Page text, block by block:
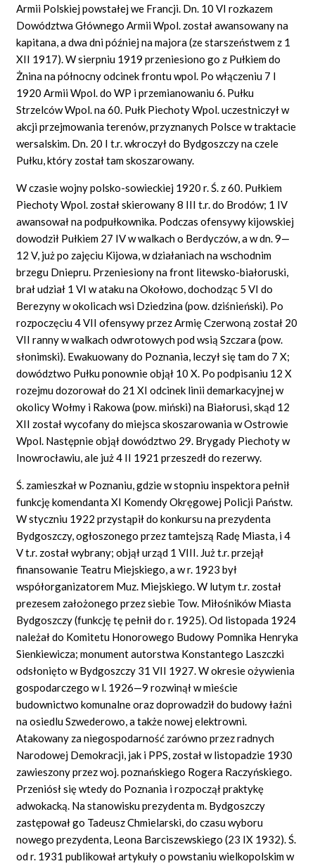
Armii Polskiej powstałej we Francji. Dn. 10 VI rozkazem
Dowództwa Głównego Armii Wpol. został awansowany na
kapitana, a dwa dni później na majora (ze starszeństwem z 1
XII 1917). W sierpniu 1919 przeniesiono go z Pułkiem do
Żnina na północny odcinek frontu wpol. Po włączeniu 7 I
1920 Armii Wpol. do WP i przemianowaniu 6. Pułku
Strzelców Wpol. na 60. Pułk Piechoty Wpol. uczestniczył w
akcji przejmowania terenów, przyznanych Polsce w traktacie
wersalskim. Dn. 20 I t.r. wkroczył do Bydgoszczy na czele
Pułku, który został tam skoszarowany.
W czasie wojny polsko-sowieckiej 1920 r. Ś. z 60. Pułkiem
Piechoty Wpol. został skierowany 8 III t.r. do Brodów; 1 IV
awansował na podpułkownika. Podczas ofensywy kijowskiej
dowodził Pułkiem 27 IV w walkach o Berdyczów, a w dn. 9—
12 V, już po zajęciu Kijowa, w działaniach na wschodnim
brzegu Dniepru. Przeniesiony na front litewsko-białoruski,
brał udział 1 VI w ataku na Okołowo, dochodząc 5 VI do
Berezyny w okolicach wsi Dziedzina (pow. dziśnieński). Po
rozpoczęciu 4 VII ofensywy przez Armię Czerwoną został 20
VII ranny w walkach odwrotowych pod wsią Szczara (pow.
słonimski). Ewakuowany do Poznania, leczył się tam do 7 X;
dowództwo Pułku ponownie objął 10 X. Po podpisaniu 12 X
rozejmu dozorował do 21 XI odcinek linii demarkacyjnej w
okolicy Wołmy i Rakowa (pow. miński) na Białorusi, skąd 12
XII został wycofany do miejsca skoszarowania w Ostrowie
Wpol. Następnie objął dowództwo 29. Brygady Piechoty w
Inowrocławiu, ale już 4 II 1921 przeszedł do rezerwy.
Ś. zamieszkał w Poznaniu, gdzie w stopniu inspektora pełnił
funkcję komendanta XI Komendy Okręgowej Policji Państw.
W styczniu 1922 przystąpił do konkursu na prezydenta
Bydgoszczy, ogłoszonego przez tamtejszą Radę Miasta, i 4
V t.r. został wybrany; objął urząd 1 VIII. Już t.r. przejął
finansowanie Teatru Miejskiego, a w r. 1923 był
współorganizatorem Muz. Miejskiego. W lutym t.r. został
prezesem założonego przez siebie Tow. Miłośników Miasta
Bydgoszczy (funkcję tę pełnił do r. 1925). Od listopada 1924
należał do Komitetu Honorowego Budowy Pomnika Henryka
Sienkiewicza; monument autorstwa Konstantego Laszczki
odsłonięto w Bydgoszczy 31 VII 1927. W okresie ożywienia
gospodarczego w l. 1926—9 rozwinął w mieście
budownictwo komunalne oraz doprowadził do budowy łaźni
na osiedlu Szwederowo, a także nowej elektrowni.
Atakowany za niegospodarność zarówno przez radnych
Narodowej Demokracji, jak i PPS, został w listopadzie 1930
zawieszony przez woj. poznańskiego Rogera Raczyńskiego.
Przeniósł się wtedy do Poznania i rozpoczął praktykę
adwokacką. Na stanowisku prezydenta m. Bydgoszczy
zastępował go Tadeusz Chmielarski, do czasu wyboru
nowego prezydenta, Leona Barciszewskiego (23 IX 1932). Ś.
od r. 1931 publikował artykuły o powstaniu wielkopolskim w